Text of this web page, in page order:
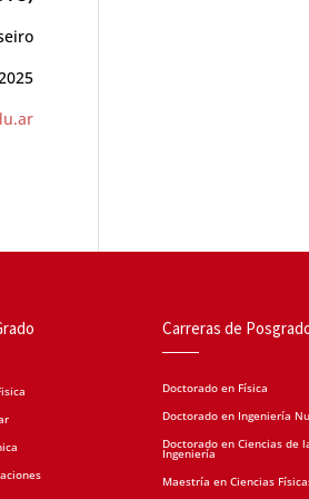
Carreras de
Doctorado en Física
Doctorado en Ingeniería
Doctorado en Ciencias de
Ingeniería
Maestría en Ciencias